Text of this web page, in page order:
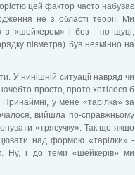
цей фактор часто набуває
не з області теорії. Ми
з «шейкером» і без - по щуці,
півметра) був незмінно на
У нинішній ситуації навряд чи
просто, проте хотілося б
у мене «тарілка» за
вийшла по-справжньому
«трясучку». Так що якщо
над формою «тарілки» -
Ну, і до теми «шейкерів» ми